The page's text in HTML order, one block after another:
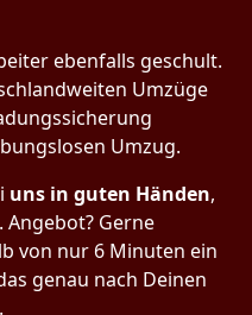
ebenfalls geschult.
Umzüge
Umzug.
uns in guten Händen,
Gerne
von nur 6 Minuten ein
genau nach Deinen